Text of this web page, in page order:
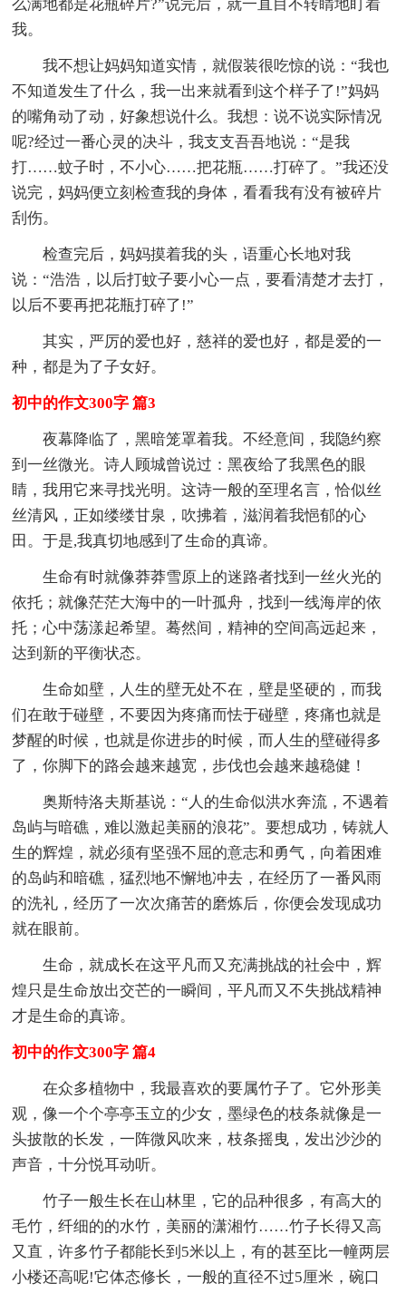
么满地都是花瓶碎片?”说完后，就一直目不转睛地盯着
我。
我不想让妈妈知道实情，就假装很吃惊的说：“我也
不知道发生了什么，我一出来就看到这个样子了!”妈妈
的嘴角动了动，好象想说什么。我想：说不说实际情况
呢?经过一番心灵的决斗，我支支吾吾地说：“是我
打……蚊子时，不小心……把花瓶……打碎了。”我还没
说完，妈妈便立刻检查我的身体，看看我有没有被碎片
刮伤。
检查完后，妈妈摸着我的头，语重心长地对我
说：“浩浩，以后打蚊子要小心一点，要看清楚才去打，
以后不要再把花瓶打碎了!”
其实，严厉的爱也好，慈祥的爱也好，都是爱的一
种，都是为了子女好。
初中的作文300字 篇3
夜幕降临了，黑暗笼罩着我。不经意间，我隐约察
到一丝微光。诗人顾城曾说过：黑夜给了我黑色的眼
睛，我用它来寻找光明。这诗一般的至理名言，恰似丝
丝清风，正如缕缕甘泉，吹拂着，滋润着我悒郁的心
田。于是,我真切地感到了生命的真谛。
生命有时就像莽莽雪原上的迷路者找到一丝火光的
依托；就像茫茫大海中的一叶孤舟，找到一线海岸的依
托；心中荡漾起希望。蓦然间，精神的空间高远起来，
达到新的平衡状态。
生命如壁，人生的壁无处不在，壁是坚硬的，而我
们在敢于碰壁，不要因为疼痛而怯于碰壁，疼痛也就是
梦醒的时候，也就是你进步的时候，而人生的壁碰得多
了，你脚下的路会越来越宽，步伐也会越来越稳健！
奥斯特洛夫斯基说：“人的生命似洪水奔流，不遇着
岛屿与暗礁，难以激起美丽的浪花”。要想成功，铸就人
生的辉煌，就必须有坚强不屈的意志和勇气，向着困难
的岛屿和暗礁，猛烈地不懈地冲去，在经历了一番风雨
的洗礼，经历了一次次痛苦的磨炼后，你便会发现成功
就在眼前。
生命，就成长在这平凡而又充满挑战的社会中，辉
煌只是生命放出交芒的一瞬间，平凡而又不失挑战精神
才是生命的真谛。
初中的作文300字 篇4
在众多植物中，我最喜欢的要属竹子了。它外形美
观，像一个个亭亭玉立的少女，墨绿色的枝条就像是一
头披散的长发，一阵微风吹来，枝条摇曳，发出沙沙的
声音，十分悦耳动听。
竹子一般生长在山林里，它的品种很多，有高大的
毛竹，纤细的的水竹，美丽的潇湘竹……竹子长得又高
又直，许多竹子都能长到5米以上，有的甚至比一幢两层
小楼还高呢!它体态修长，一般的直径不过5厘米，碗口